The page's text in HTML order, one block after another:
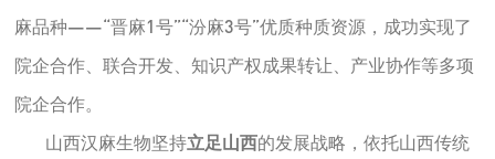
麻品种——“晋麻1号”“汾麻3号”优质种质资源，成功实现了
院企合作、联合开发、知识产权成果转让、产业协作等多项
院企合作。
山西汉麻生物坚持立足山西的发展战略，依托山西传统